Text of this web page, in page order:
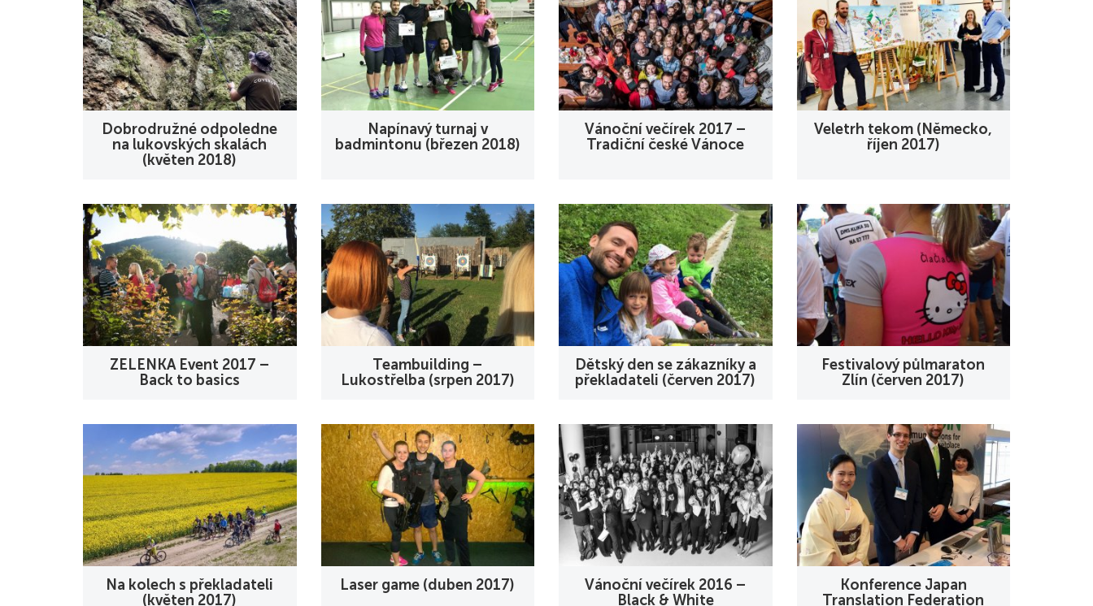
Dobrodružné odpoledne
na lukovských skalách
(květen 2018)
Napínavý turnaj v
badmintonu (březen 2018)
Vánoční večírek 2017 –
Tradiční české Vánoce
Veletrh tekom (Německo,
říjen 2017)
ZELENKA Event 2017 –
Back to basics
Teambuilding –
Lukostřelba (srpen 2017)
Dětský den se zákazníky a
překladateli (červen 2017)
Festivalový půlmaraton
Zlín (červen 2017)
Na kolech s překladateli
(květen 2017)
Laser game (duben 2017)
Vánoční večírek 2016 –
Black & White
Konference Japan
Translation Federation